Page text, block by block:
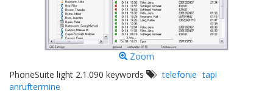
Zoom
PhoneSuite light 2.1.090 keywords
telefonie tapi
anruftermine